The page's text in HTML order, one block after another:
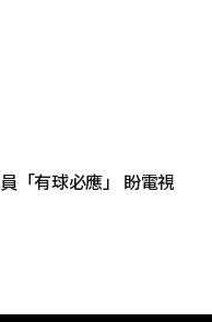
「有球必應」 盼電視